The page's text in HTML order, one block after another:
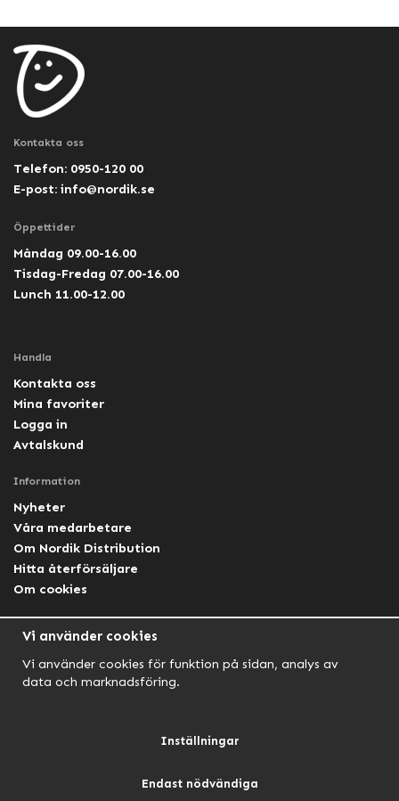
Kontakta oss
Telefon: 0950-120 00
E-post: info@nordik.se
Öppettider
Måndag 09.00-16.00
Tisdag-Fredag 07.00-16.00
Lunch 11.00-12.00
Handla
Kontakta oss
Mina favoriter
Logga in
Avtalskund
Information
Nyheter
Våra medarbetare
Om Nordik Distribution
Hitta återförsäljare
Om cookies
Facebook Lightforce Sweden
NORDIK AUTOMOTIVENORDIK HUNTNORDIK OUTDOOR
Vi använder cookies
Vi använder cookies för funktion på sidan, analys av
data och marknadsföring.
Inställningar
Endast nödvändiga